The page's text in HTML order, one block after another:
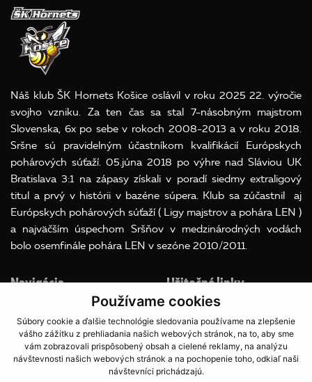
Používame cookies
Súbory cookie a ďalšie technológie sledovania používame na zlepšenie
vášho zážitku z prehliadania našich webových stránok, na to, aby sme
vám zobrazovali prispôsobený obsah a cielené reklamy, na analýzu
návštevnosti našich webových stránok a na pochopenie toho, odkiaľ naši
návštevníci prichádzajú.
Náš klub ŠK Hornets Košice oslávil v roku 2025 22. výročie
svojho vzniku. Za ten čas sa stal 7-násobným majstrom
Slovenska, 6x po sebe v rokoch 2008-2013 a v roku 2018.
Sršne sú pravidelným účastníkom kvalifikácií Európskych
pohárových súťaží. 05.júna 2018 po výhre nad Sláviou UK
Bratislava 3:1 na zápasy získali v poradí siedmy extraligový
titul a prvý v histórii v bazéne súpera. Klub sa zúčastnil aj
Európskych pohárových súťaží ( Ligy majstrov a pohára LEN )
a najväčším úspechom Sršňov v medzinárodných vodách
bolo osemfinále pohára LEN v sezóne 2010/2011.
Navigácia
O klube
A team
Družstvá
Užitočné linky
Súbory Cookies
OOU